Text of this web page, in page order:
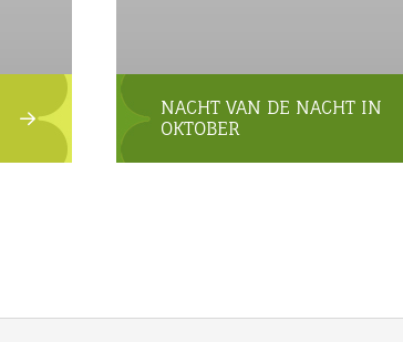
NACHT VAN DE NACHT IN
OKTOBER